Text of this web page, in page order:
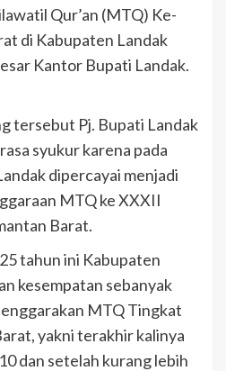
Qur’an (MTQ) Ke-
di Kabupaten Landak
Kantor Bupati Landak.
tersebut Pj. Bupati Landak
syukur karena pada
dipercayai menjadi
MTQ ke XXXII
Barat.
tahun ini Kabupaten
kesempatan sebanyak
MTQ Tingkat
yakni terakhir kalinya
dan setelah kurang lebih